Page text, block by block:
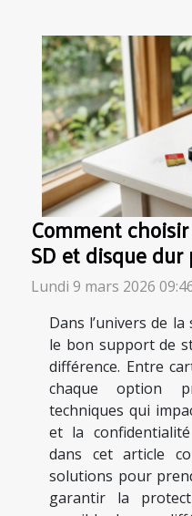
Comment
SD et disque
Lundi 9 mars 2026
Dans l’univers de
le bon support de
différence. Entre
chaque option
techniques qui
et la
dans cet article
solutions pour
garantir la